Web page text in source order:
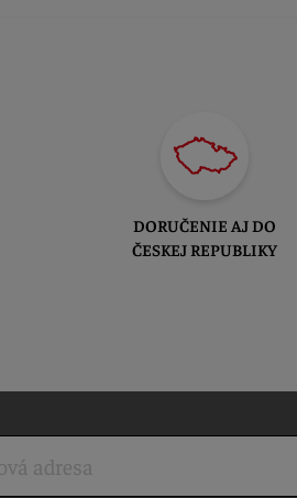
DORUČENIE AJ DO
ČESKEJ REPUBLIKY